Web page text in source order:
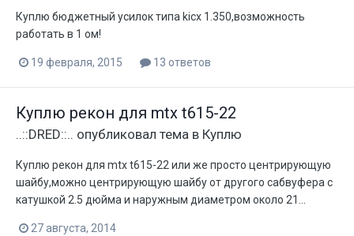
Куплю бюджетный усилок типа kicx 1.350,возможность
работать в 1 ом!
19 февраля, 2015 13 ответов
Куплю рекон для mtx t615-22
..::DRED::.. опубликовал тема в Куплю
Куплю рекон для mtx t615-22 или же просто центрирующую
шайбу,можно центрирующую шайбу от другого сабвуфера с
катушкой 2.5 дюйма и наружным диаметром около 21...
27 августа, 2014